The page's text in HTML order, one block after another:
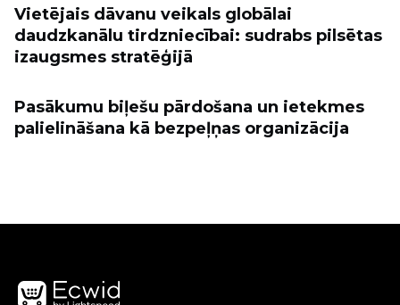
Vietējais dāvanu veikals globālai
daudzkanālu tirdzniecībai: sudrabs pilsētas
izaugsmes stratēģijā
Pasākumu biļešu pārdošana un ietekmes
palielināšana kā bezpeļņas organizācija